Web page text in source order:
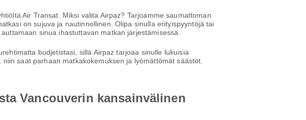
Air Transat. Miksi valita Airpaz? Tarjoamme saumattoman
on sujuva ja nautinnollinen. Olipa sinulla erityispyyntöjä tai
sinua ihastuttavan matkan järjestämisessä.
budjetistasi, sillä Airpaz tarjoaa sinulle lukuisia
niin saat parhaan matkakokemuksen ja lyömättömät säästöt.
Vancouverin kansainvälinen